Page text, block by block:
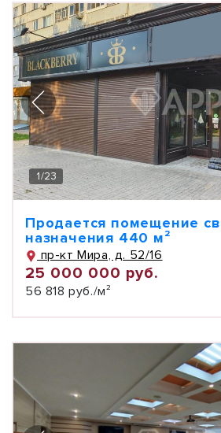
1/23
Продается помещение
назначения 440 м²
пр-кт Мира, д. 52/16
25 000 000 руб.
56 818 руб./м²